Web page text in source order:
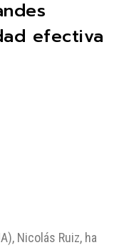
efectiva
Nicolás Ruiz, ha